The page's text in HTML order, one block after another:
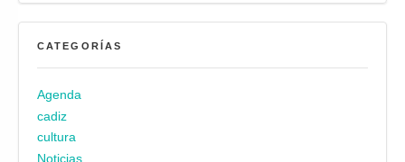
CATEGORÍAS
Agenda
cadiz
cultura
Noticias